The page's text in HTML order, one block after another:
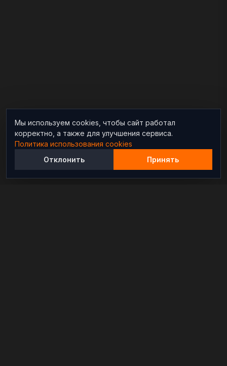
Мы используем cookies, чтобы сайт работал
корректно, а также для улучшения сервиса.
Политика использования cookies
Отклонить
Принять